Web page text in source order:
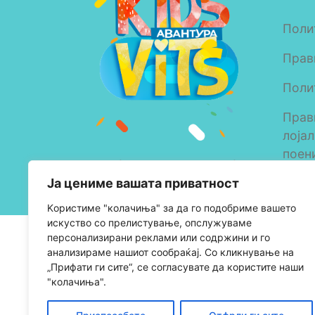
Ја цениме вашата приватност
Kористиме "колачиња" за да го подобриме вашето
искуство со прелистување, опслужуваме
персонализирани реклами или содржини и го
анализираме нашиот сообраќај. Со кликнување на
„Прифати ги сите“, се согласувате да користите наши
"колачиња".
Copyright © 2023 Alkaloid
AD Skopje